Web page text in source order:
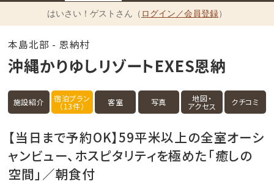
はいさい！ ゲストさん（ ログイン／会員登録）
本島北部 - 恩納村
沖縄かりゆしリゾートEXES恩納
施設紹介 宿泊プラン
（13件） 客室 写真 地図・
アクセス クチコミ
【当日まで予約OK】59平米以上の全室オーシ
ャンビュー、ホスピタリティを極めた「癒しの
空間」／朝食付